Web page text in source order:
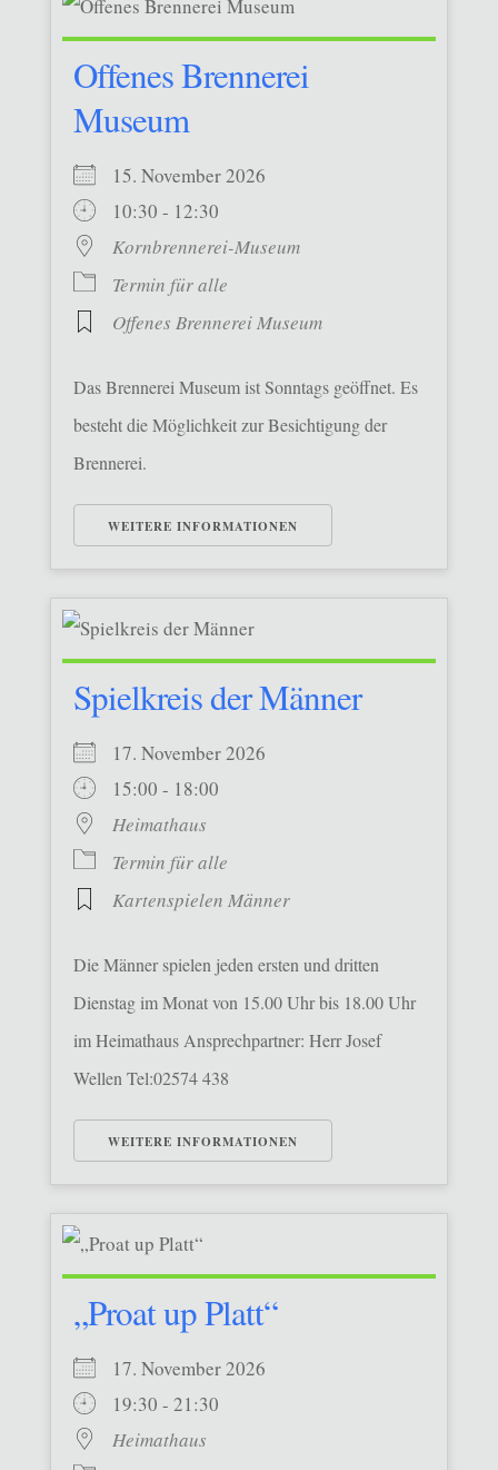
Offenes Brennerei
Museum
15. November 2026
10:30 - 12:30
Kornbrennerei-Museum
Termin für alle
Offenes Brennerei Museum
Das Brennerei Museum ist Sonntags geöffnet. Es
besteht die Möglichkeit zur Besichtigung der
Brennerei.
WEITERE INFORMATIONEN
Spielkreis der Männer
17. November 2026
15:00 - 18:00
Heimathaus
Termin für alle
Kartenspielen Männer
Die Männer spielen jeden ersten und dritten
Dienstag im Monat von 15.00 Uhr bis 18.00 Uhr
im Heimathaus Ansprechpartner: Herr Josef
Wellen Tel:02574 438
WEITERE INFORMATIONEN
„Proat up Platt“
17. November 2026
19:30 - 21:30
Heimathaus